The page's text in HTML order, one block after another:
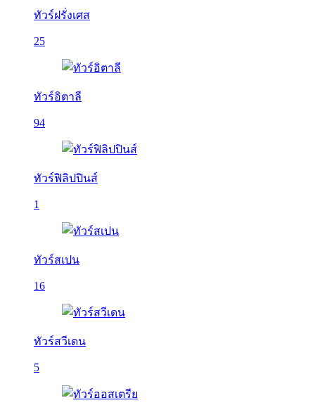
ทัวร์ฝรั่งเศส
25
ทัวร์อิตาลี
94
ทัวร์ฟิลิปปินส์
1
ทัวร์สเปน
16
ทัวร์สวีเดน
5